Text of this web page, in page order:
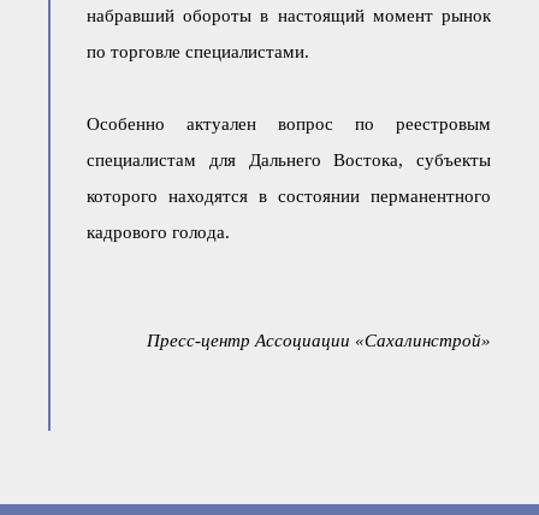
набравший обороты в настоящий момент рынок
по торговле специалистами.
Особенно актуален вопрос по реестровым
специалистам для Дальнего Востока, субъекты
которого находятся в состоянии перманентного
кадрового голода.
Пресс-центр Ассоциации «Сахалинстрой»